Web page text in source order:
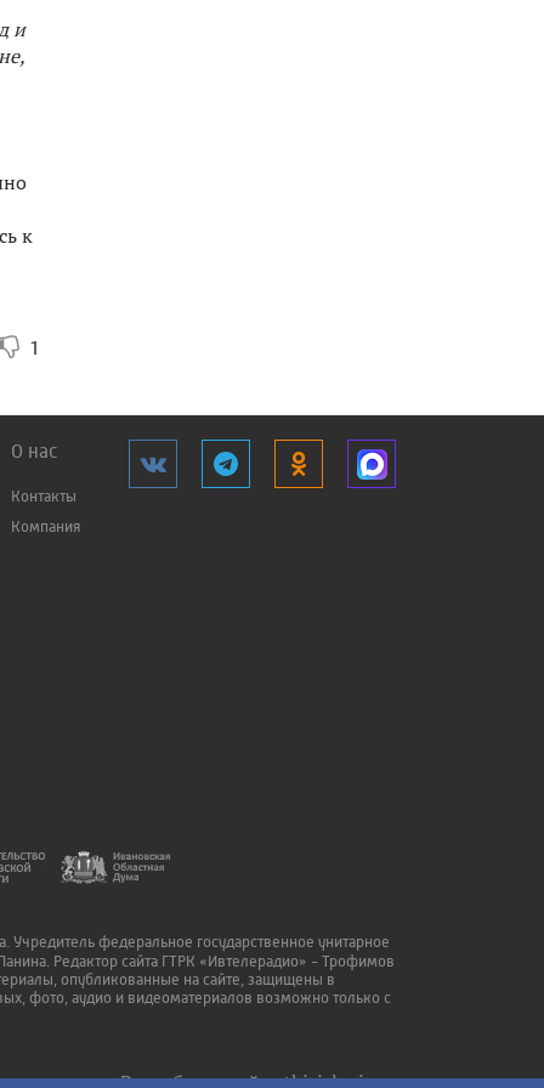
и
к
1
О нас
Контакты
Компания
федеральное государственное унитарное
Редактор сайта ГТРК «Ивтелерадио» - Трофимов
опубликованные на сайте, защищены в
фото, аудио и видеоматериалов возможно только с
Разработка сайтаthisislogic.ru